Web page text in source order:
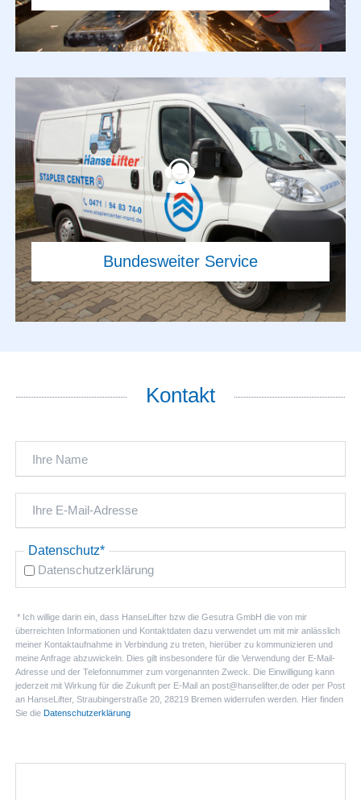
Kontakt
Pflichtfeld
Datenschutz*
Datenschutzerklärung
* Ich willige darin ein, dass HanseLifter bzw die Gesutra GmbH die von mir
überreichten Informationen und Kontaktdaten dazu verwendet um mit mir anlässlich
meiner Kontaktaufnahme in Verbindung zu treten, hierüber zu kommunizieren und
meine Anfrage abzuwickeln. Dies gilt insbesondere für die Verwendung der E-Mail-
Adresse und der Telefonnummer zum vorgenannten Zweck. Die Einwilligung kann
jederzeit mit Wirkung für die Zukunft per E-Mail an post@hanselifter.de oder per Post
an HanseLifter, Straubingerstraße 20, 28219 Bremen widerrufen werden. Hier finden
Sie die Datenschutzerklärung